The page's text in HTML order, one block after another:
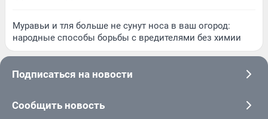
Муравьи и тля больше не сунут носа в ваш огород:
народные способы борьбы с вредителями без химии
Подписаться на новости
Сообщить новость